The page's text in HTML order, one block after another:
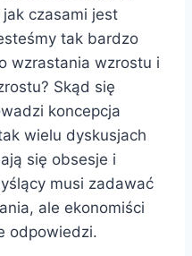
czasami jest
tak bardzo
wzrastania wzrostu i
Skąd się
koncepcja
wielu dyskusjach
się obsesje i
musi zadawać
ale ekonomiści
odpowiedzi.